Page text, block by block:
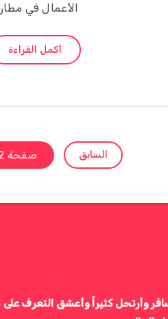
الأعمال في
أكمل القراءة
السابق صفحة 2 من 2
وأرتحل كثيراً وأعشق التعرف على